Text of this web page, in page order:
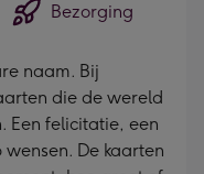
Bezorging
naam. Bij
die de wereld
Een felicitatie, een
De kaarten